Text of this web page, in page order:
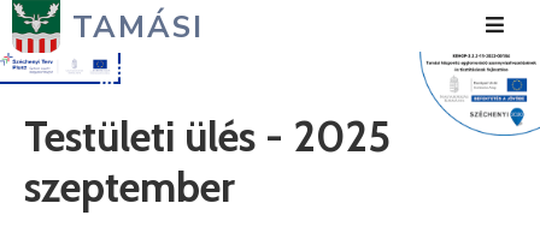
TAMÁSI
Önkormányzat
Testületi ülés - 2025
szeptember